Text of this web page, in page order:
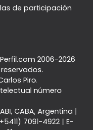
de participación
2006-2026
Piro.
número
, CABA, Argentina |
7091-4922| E-